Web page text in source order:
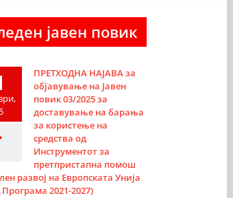
јавен повик
ПРЕТХОДНА НАЈАВА за
објавување на Јавен
повик 03/2025 за
доставување на барања
за користење на
средства од
Инструментот за
претпристапна помош
развој на Европската Унија
2021-2027)